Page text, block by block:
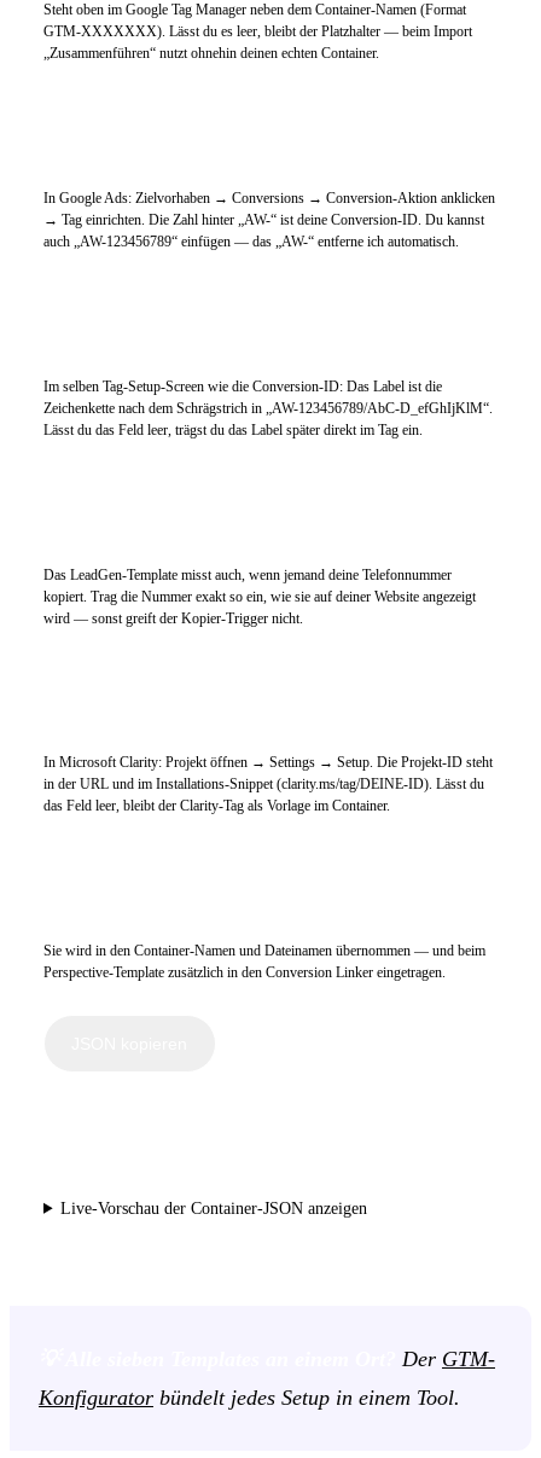
Steht oben im Google Tag Manager neben dem Container-Namen (Format
GTM-XXXXXXX). Lässt du es leer, bleibt der Platzhalter — beim Import
„Zusammenführen“ nutzt ohnehin deinen echten Container.
In Google Ads: Zielvorhaben → Conversions → Conversion-Aktion anklicken
→ Tag einrichten. Die Zahl hinter „AW-“ ist deine Conversion-ID. Du kannst
auch „AW-123456789“ einfügen — das „AW-“ entferne ich automatisch.
Im selben Tag-Setup-Screen wie die Conversion-ID: Das Label ist die
Zeichenkette nach dem Schrägstrich in „AW-123456789/AbC-D_efGhIjKlM“.
Lässt du das Feld leer, trägst du das Label später direkt im Tag ein.
Das LeadGen-Template misst auch, wenn jemand deine Telefonnummer
kopiert. Trag die Nummer exakt so ein, wie sie auf deiner Website angezeigt
wird — sonst greift der Kopier-Trigger nicht.
In Microsoft Clarity: Projekt öffnen → Settings → Setup. Die Projekt-ID steht
in der URL und im Installations-Snippet (clarity.ms/tag/DEINE-ID). Lässt du
das Feld leer, bleibt der Clarity-Tag als Vorlage im Container.
Sie wird in den Container-Namen und Dateinamen übernommen — und beim
Perspective-Template zusätzlich in den Conversion Linker eingetragen.
Live-Vorschau der Container-JSON anzeigen
Der GTM-
Konfigurator bündelt jedes Setup in einem Tool.